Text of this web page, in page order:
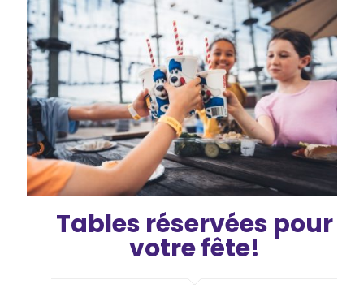
Tables réservées pour
votre fête!